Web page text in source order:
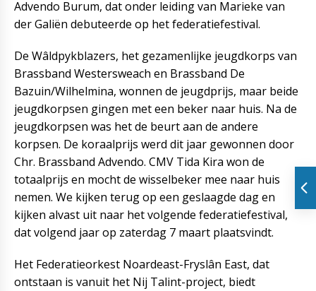
Advendo Burum, dat onder leiding van Marieke van
der Galiën debuteerde op het federatiefestival.
De Wâldpykblazers, het gezamenlijke jeugdkorps van
Brassband Westersweach en Brassband De
Bazuin/Wilhelmina, wonnen de jeugdprijs, maar beide
jeugdkorpsen gingen met een beker naar huis. Na de
jeugdkorpsen was het de beurt aan de andere
korpsen. De koraalprijs werd dit jaar gewonnen door
Chr. Brassband Advendo. CMV Tida Kira won de
totaalprijs en mocht de wisselbeker mee naar huis
nemen. We kijken terug op een geslaagde dag en
kijken alvast uit naar het volgende federatiefestival,
dat volgend jaar op zaterdag 7 maart plaatsvindt.
Het Federatieorkest Noardeast-Fryslân East, dat
ontstaan is vanuit het Nij Talint-project, biedt